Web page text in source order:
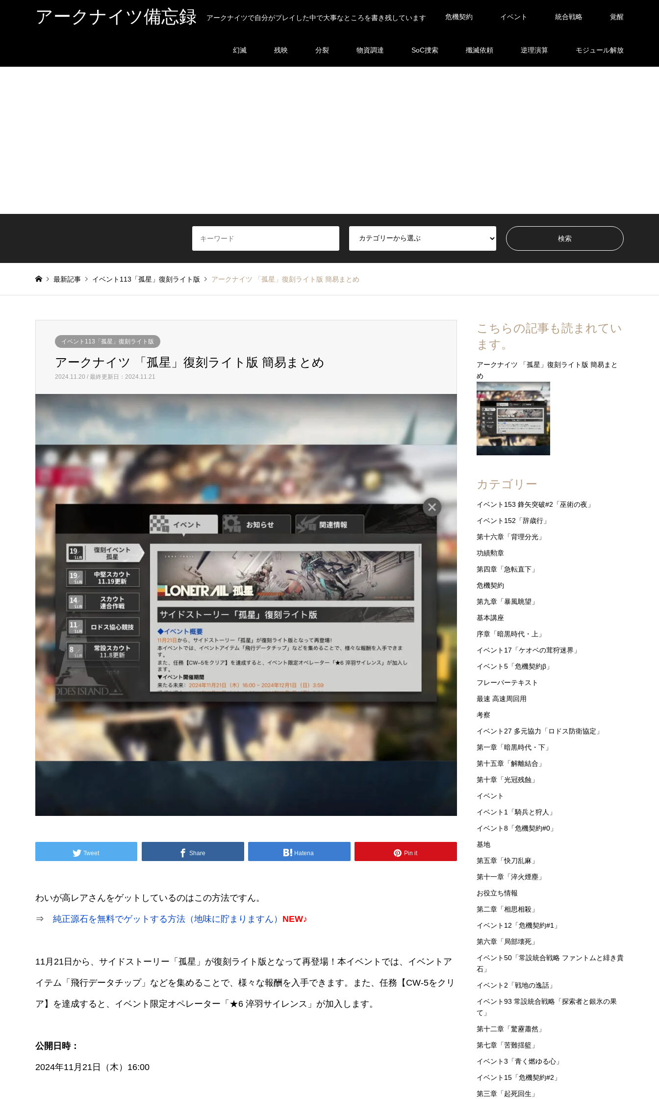
アークナイツ備忘録 アークナイツで自分がプレイした中で大事なところを書き残しています 危機契約 イベント 統合戦略 覚醒
幻滅 残映 分裂 物資調達 SoC捜索 殲滅依頼 逆理演算 モジュール解放
最新記事 イベント113「孤星」復刻ライト版 アークナイツ 「孤星」復刻ライト版 簡易まとめ
イベント113「孤星」復刻ライト版
アークナイツ 「孤星」復刻ライト版 簡易まとめ
2024.11.20 / 最終更新日：2024.11.21
Tweet Share Hatena Pin it
わいが高レアさんをゲットしているのはこの方法ですん。
⇒ 純正源石を無料でゲットする方法（地味に貯まりますん） NEW♪
11月21日から、サイドストーリー「孤星」が復刻ライト版となって再登場！本イベントでは、イベントア
イテム「飛行データチップ」などを集めることで、様々な報酬を入手できます。また、任務【CW-5をクリ
ア】を達成すると、イベント限定オペレーター「★6 淬羽サイレンス」が加入します。
公開日時：
2024年11月21日（木）16:00
こちらの記事も読まれてい
ます。
アークナイツ 「孤星」復刻ライト版 簡易まと
め
カテゴリー
イベント153 鋒矢突破#2「巫術の夜」
イベント152「辞歳行」
第十六章「背理分光」
功績勲章
第四章「急転直下」
危機契約
第九章「暴風眺望」
基本講座
序章「暗黒時代・上」
イベント17「ケオベの茸狩迷界」
イベント5「危機契約β」
フレーバーテキスト
最速 高速周回用
考察
イベント27 多元協力「ロドス防衛協定」
第一章「暗黒時代・下」
第十五章「解離結合」
第十章「光冠残蝕」
イベント
イベント1「騎兵と狩人」
イベント8「危機契約#0」
基地
第五章「快刀乱麻」
第十一章「淬火煙塵」
お役立ち情報
第二章「相思相殺」
イベント12「危機契約#1」
第六章「局部壊死」
イベント50「常設統合戦略 ファントムと緋き貴
石」
イベント2「戦地の逸話」
イベント93 常設統合戦略「探索者と銀氷の果
て」
第十二章「驚靂蕭然」
第七章「苦難揺籃」
イベント3「青く燃ゆる心」
イベント15「危機契約#2」
第三章「起死回生」